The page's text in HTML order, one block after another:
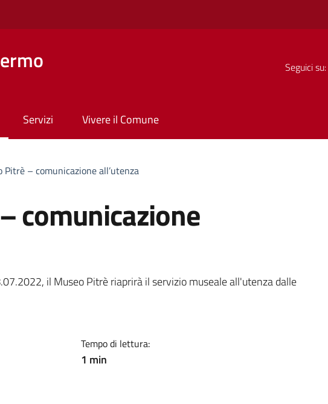
Seguici su:
Servizi Vivere il Comune
Pitrè – comunicazione all’utenza
comunicazione
il Museo Pitrè riaprirà il servizio museale all'utenza dalle
Tempo di lettura:
1 min